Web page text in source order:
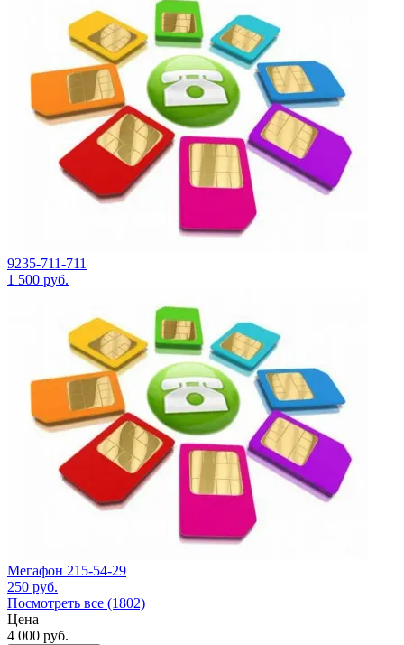
9235-711-711
1 500 руб.
Мегафон 215-54-29
250 руб.
Посмотреть все (1802)
Цена
4 000 руб.